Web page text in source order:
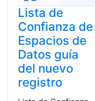
Lista de
Confianza de
Espacios de
Datos guía
del nuevo
registro